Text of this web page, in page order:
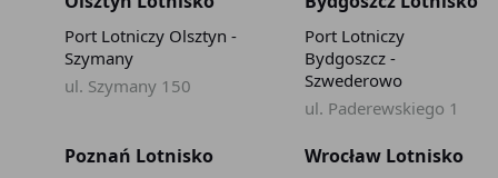
Port Lotniczy Olsztyn -
Szymany
ul. Szymany 150
Port Lotniczy
Bydgoszcz -
Szwederowo
ul. Paderewskiego 1
Poznań Lotnisko Wrocław Lotnisko